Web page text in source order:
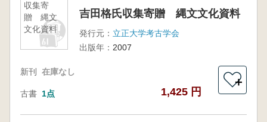
収集寄
贈 縄文
文化資料
吉田格氏収集寄贈 縄文文化資料
発行元： 立正大学考古学会
出版年： 2007
新刊 在庫なし
古書 1点 1,425 円
＋